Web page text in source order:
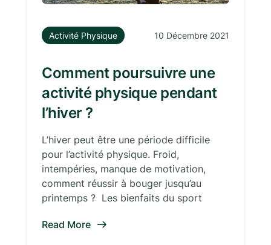
Activité Physique 10 Décembre 2021
Comment poursuivre une
activité physique pendant
l’hiver ?
L’hiver peut être une période difficile
pour l’activité physique. Froid,
intempéries, manque de motivation,
comment réussir à bouger jusqu’au
printemps ? Les bienfaits du sport
Read More